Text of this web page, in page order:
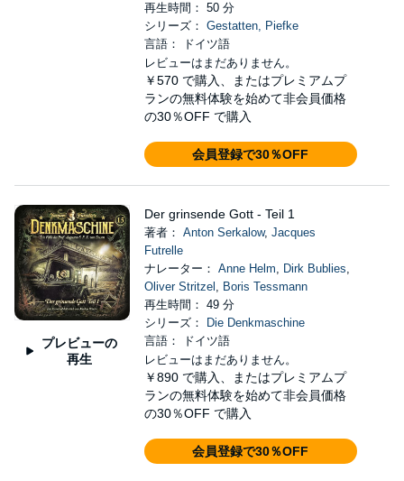
再生時間： 50 分
シリーズ： Gestatten, Piefke
言語： ドイツ語
レビューはまだありません。
￥570 で購入、またはプレミアムプ
ランの無料体験を始めて非会員価格
の30％OFF で購入
会員登録で30％OFF
プレビューの
再生
Der grinsende Gott - Teil 1
著者： Anton Serkalow, Jacques
Futrelle
ナレーター： Anne Helm, Dirk Bublies,
Oliver Stritzel , Boris Tessmann
再生時間： 49 分
シリーズ：
Die Denkmaschine
言語： ドイツ語
レビューはまだありません。
￥890 で購入、またはプレミアムプ
ランの無料体験を始めて非会員価格
の30％OFF で購入
会員登録で30％OFF